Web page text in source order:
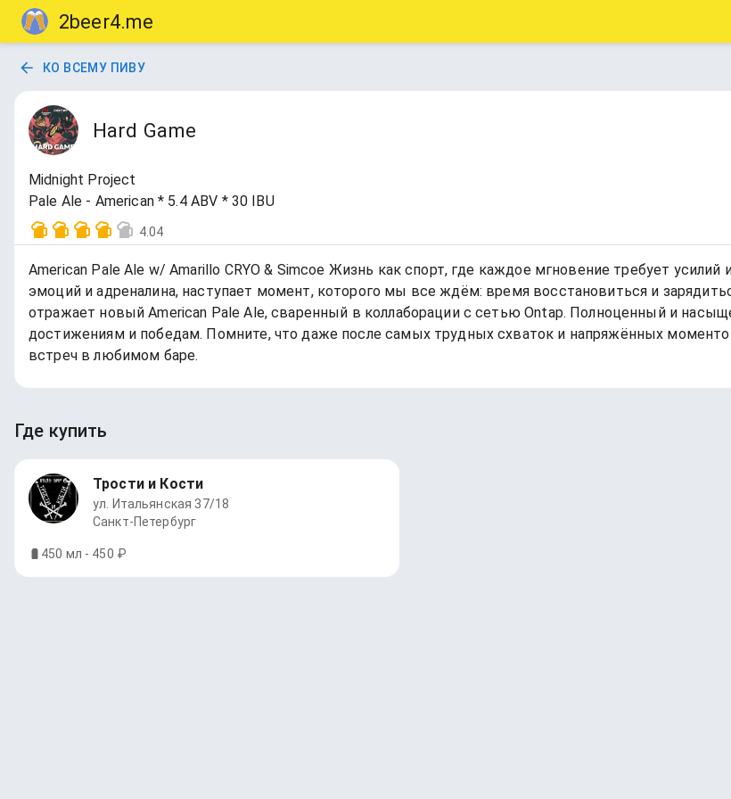
2beer4.me
КО ВСЕМУ ПИВУ
Hard Game
Midnight Project
Pale Ale - American * 5.4 ABV * 30 IBU
4.04
American Pale Ale w/ Amarillo CRYO & Simcoe Жизнь как спорт, где каждое мгновение требует
эмоций и адреналина, наступает момент, которого мы все ждём: время восстановиться и
отражает новый American Pale Ale, сваренный в коллаборации с сетью Ontap. Полноценный и
достижениям и победам. Помните, что даже после самых трудных схваток и напряжённых
встреч в любимом баре.
Где купить
Трости и Кости
ул. Итальянская 37/18
Санкт-Петербург
450 мл - 450 ₽